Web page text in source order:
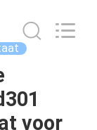
voor